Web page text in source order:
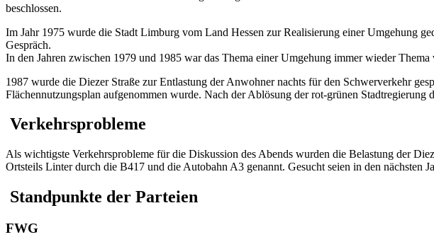
beschlossen.
Im Jahr 1975 wurde die Stadt Limburg vom Land Hessen zur Realisierung einer Umgehung
Gespräch.
In den Jahren zwischen 1979 und 1985 war das Thema einer Umgehung immer wieder
1987 wurde die Diezer Straße zur Entlastung der Anwohner nachts für den Schwerverkehr
Flächennutzungsplan aufgenommen wurde. Nach der Ablösung der rot-grünen
Verkehrsprobleme
Als wichtigste Verkehrsprobleme für die Diskussion des Abends wurden die Belastung der
Ortsteils Linter durch die B417 und die Autobahn A3 genannt. Gesucht seien in den nächsten
Standpunkte der Parteien
FWG